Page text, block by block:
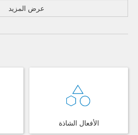
عرض المزيد
الأفعال الشاذة